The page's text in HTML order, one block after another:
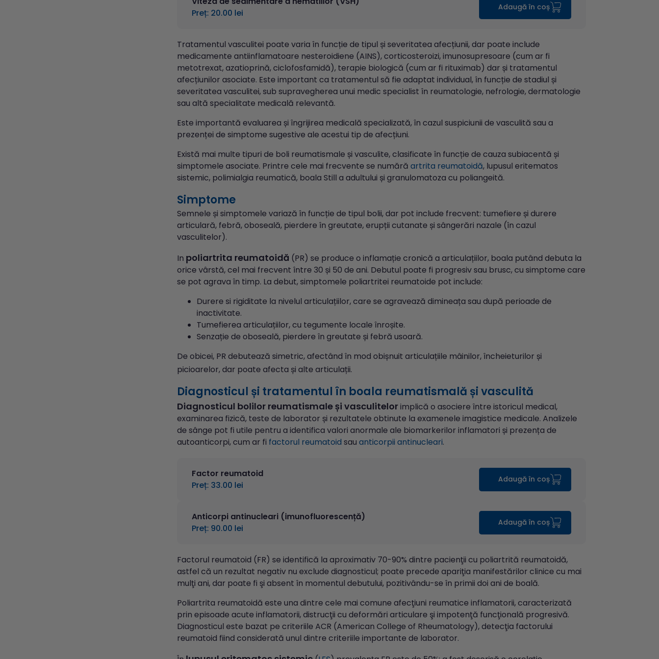
Preț: 20.00 lei
Adaugă în coș
Tratamentul vasculitei poate varia în funcție de tipul și severitatea afecțiunii, dar poate include
medicamente antiinflamatoare nesteroidiene (AINS), corticosteroizi, imunosupresoare (cum ar fi
metotrexat, azatioprină, ciclofosfamidă), terapie biologică (cum ar fi rituximab) dar și tratamentul
afecțiunilor asociate. Este important ca tratamentul să fie adaptat individual, în funcție de stadiul și
severitatea vasculitei, sub supravegherea unui medic specialist în reumatologie, nefrologie, dermatologie
sau altă specialitate medicală relevantă.
Este importantă evaluarea și îngrijirea medicală specializată, în cazul suspiciunii de vasculită sau a
prezenței de simptome sugestive ale acestui tip de afecțiuni.
Există mai multe tipuri de boli reumatismale și vasculite, clasificate în funcție de cauza subiacentă și
simptomele asociate. Printre cele mai frecvente se numără artrita reumatoidă, lupusul eritematos
sistemic, polimialgia reumatică, boala Still a adultului și granulomatoza cu poliangeită.
Simptome
Semnele și simptomele variază în funcție de tipul bolii, dar pot include frecvent: tumefiere și durere
articulară, febră, oboseală, pierdere în greutate, erupții cutanate și sângerări nazale (în cazul
vasculitelor).
In poliartrita reumatoidă (PR) se produce o inflamație cronică a articulațiilor, boala putând debuta la
orice vârstă, cel mai frecvent între 30 și 50 de ani. Debutul poate fi progresiv sau brusc, cu simptome care
se pot agrava în timp. La debut, simptomele poliartritei reumatoide pot include:
Durere si rigiditate la nivelul articulațiilor, care se agravează dimineața sau după perioade de
inactivitate.
Tumefierea articulațiilor, cu tegumente locale înroșite.
Senzație de oboseală, pierdere în greutate și febră usoară.
De obicei, PR debutează simetric, afectând în mod obișnuit articulațiile mâinilor, încheieturilor și
picioarelor, dar poate afecta și alte articulații.
Diagnosticul și tratamentul în boala reumatismală și vasculită
Diagnosticul bolilor reumatismale și vasculitelorimplică o asociere între istoricul medical,
examinarea fizică, teste de laborator și rezultatele obtinute la examenele imagistice medicale. Analizele
de sânge pot fi utile pentru a identifica valori anormale ale biomarkerilor inflamatori și prezența de
autoanticorpi, cum ar fi factorul reumatoid sau anticorpii antinucleari.
Factor reumatoid
Preț: 33.00 lei
Adaugă în coș
Anticorpi antinucleari (imunofluorescență)
Preț: 90.00 lei
Adaugă în coș
Factorul reumatoid (FR) se identifică la aproximativ 70-90% dintre pacienţii cu poliartrită reumatoidă,
astfel că un rezultat negativ nu exclude diagnosticul; poate precede apariţia manifestărilor clinice cu mai
mulţi ani, dar poate fi şi absent în momentul debutului, pozitivându-se în primii doi ani de boală.
Poliartrita reumatoidă este una dintre cele mai comune afecţiuni reumatice inflamatorii, caracterizată
prin episoade acute inflamatorii, distrucţii cu deformări articulare şi impotenţă funcţională progresivă.
Diagnosticul este bazat pe criteriile ACR (American College of Rheumatology), detecţia factorului
reumatoid fiind considerată unul dintre criteriile importante de laborator.